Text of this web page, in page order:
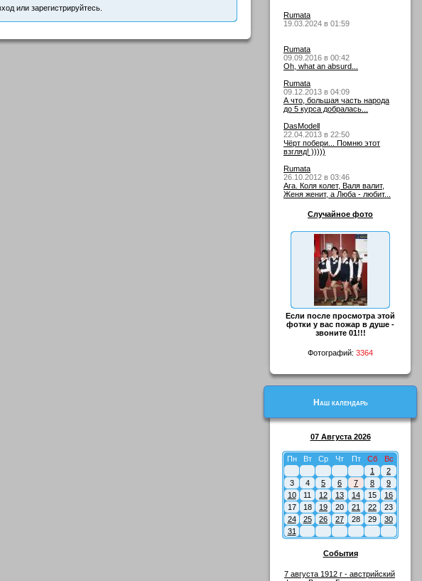
или зарегистрируйтесь.
Rumata
19.03.2024 в 01:59
Rumata
09.09.2016 в 00:42
Oh, what an absurd...
Rumata
09.12.2013 в 04:09
А что, большая часть народа
до 5 курса добралась...
DasModell
22.04.2013 в 22:50
Чёрт побери... Помню этот
взгляд! )))))
Rumata
26.10.2012 в 03:46
Ага. Коля колет, Валя валит,
Женя женит, а Люба - любит...
Случайное фото
Если после просмотра этой
фотки у вас пожар в душе -
звоните 01!!!
Фотографий: 3364
Наш календарь
07 Августа 2026
Пн Вт Ср Чт Пт Сб
Вс
1
2
3
4 5 6 7 8
9
10
11 12 13 14 15
16
17
18 19 20 21 22
23
24
25 26 27 28 29
30
31
События
7 августа 1912 г - австрийский